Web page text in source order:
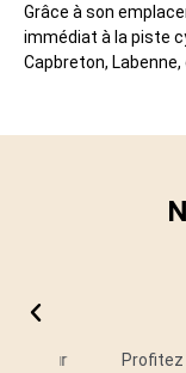
Grâce à son
immédiat à la piste
Capbreton, Labenne,
Profitez de